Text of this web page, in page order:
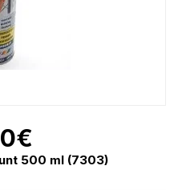
€
500 ml (7303)